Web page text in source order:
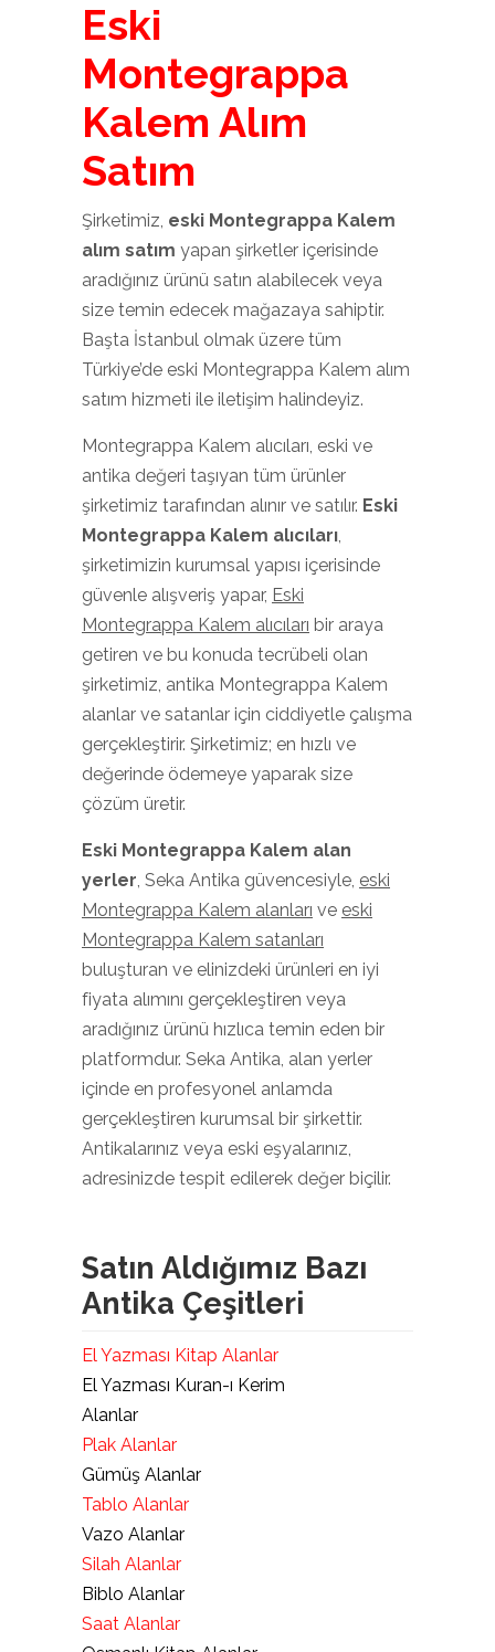
Eski
Montegrappa
Kalem Alım
Satım
Şirketimiz, eski Montegrappa Kalem
alım satım yapan şirketler içerisinde
aradığınız ürünü satın alabilecek veya
size temin edecek mağazaya sahiptir.
Başta İstanbul olmak üzere tüm
Türkiye’de eski Montegrappa Kalem alım
satım hizmeti ile iletişim halindeyiz.
Montegrappa Kalem alıcıları, eski ve
antika değeri taşıyan tüm ürünler
şirketimiz tarafından alınır ve satılır. Eski
Montegrappa Kalem alıcıları,
şirketimizin kurumsal yapısı içerisinde
güvenle alışveriş yapar, Eski
Montegrappa Kalem alıcıları bir araya
getiren ve bu konuda tecrübeli olan
şirketimiz, antika Montegrappa Kalem
alanlar ve satanlar için ciddiyetle çalışma
gerçekleştirir. Şirketimiz; en hızlı ve
değerinde ödemeye yaparak size
çözüm üretir.
Eski Montegrappa Kalem alan
yerler, Seka Antika güvencesiyle, eski
Montegrappa Kalem alanları ve eski
Montegrappa Kalem satanları
buluşturan ve elinizdeki ürünleri en iyi
fiyata alımını gerçekleştiren veya
aradığınız ürünü hızlıca temin eden bir
platformdur. Seka Antika, alan yerler
içinde en profesyonel anlamda
gerçekleştiren kurumsal bir şirkettir.
Antikalarınız veya eski eşyalarınız,
adresinizde tespit edilerek değer biçilir.
Satın Aldığımız Bazı
Antika Çeşitleri
El Yazması Kitap Alanlar
El Yazması Kuran-ı Kerim
Alanlar
Plak Alanlar
Gümüş Alanlar
Tablo Alanlar
Vazo Alanlar
Silah Alanlar
Biblo Alanlar
Saat Alanlar